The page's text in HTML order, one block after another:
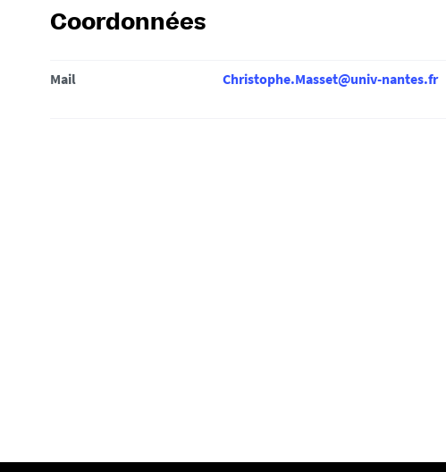
s
i
i
Coordonnées
Mail Christophe.Masset@univ-nantes.fr